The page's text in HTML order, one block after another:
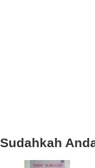
Sudahkah